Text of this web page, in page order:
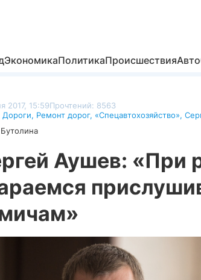
ЭкономикаПолитикаПроисшествияАвто
2017, 15:59Прочтений: 8563
Дороги, Ремонт дорог, «Спецавтохозяйство»,
Аушев: «При